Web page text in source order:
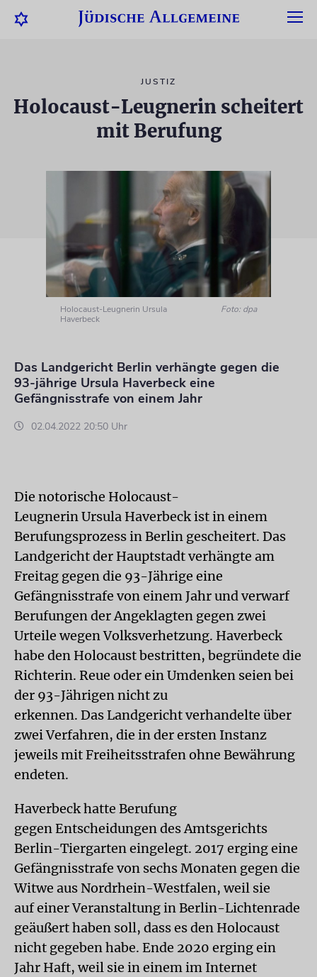
JUSTIZ
Holocaust-Leugnerin scheitert
mit Berufung
Holocaust-Leugnerin Ursula
Haverbeck
Foto: dpa
Das Landgericht Berlin verhängte gegen die
93-jährige Ursula Haverbeck eine
Gefängnisstrafe von einem Jahr
02.04.2022 20:50 Uhr
Die notorische Holocaust-
Leugnerin Ursula Haverbeck ist in einem
Berufungsprozess in Berlin gescheitert. Das
Landgericht der Hauptstadt verhängte am
Freitag gegen die 93-Jährige eine
Gefängnisstrafe von einem Jahr und verwarf
Berufungen der Angeklagten gegen zwei
Urteile wegen Volksverhetzung. Haverbeck
habe den Holocaust bestritten, begründete die
Richterin. Reue oder ein Umdenken seien bei
der 93-Jährigen nicht zu
erkennen. Das Landgericht verhandelte über
zwei Verfahren, die in der ersten Instanz
jeweils mit Freiheitsstrafen ohne Bewährung
endeten.
Haverbeck hatte Berufung
gegen Entscheidungen des Amtsgerichts
Berlin-Tiergarten eingelegt. 2017 erging eine
Gefängnisstrafe von sechs Monaten gegen die
Witwe aus Nordrhein-Westfalen, weil sie
auf einer Veranstaltung in Berlin-Lichtenrade
geäußert haben soll, dass es den Holocaust
nicht gegeben habe. Ende 2020 erging ein
Jahr Haft, weil sie in einem im Internet